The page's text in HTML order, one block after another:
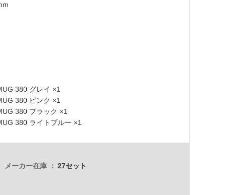
380 グレイ ×1
380 ピンク ×1
380 ブラック ×1
380 ライトブルー ×1
メーカー在庫 27セット